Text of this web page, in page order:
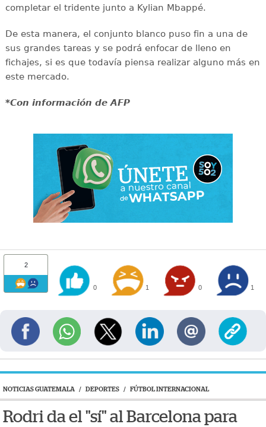
completar el tridente junto a Kylian Mbappé.
De esta manera, el conjunto blanco puso fin a una de
sus grandes tareas y se podrá enfocar de lleno en
fichajes, si es que todavía piensa realizar alguno más en
este mercado.
*Con información de AFP
2
0 1 0 1
NOTICIAS GUATEMALA / DEPORTES / FÚTBOL INTERNACIONAL
Rodri da el "sí" al Barcelona para